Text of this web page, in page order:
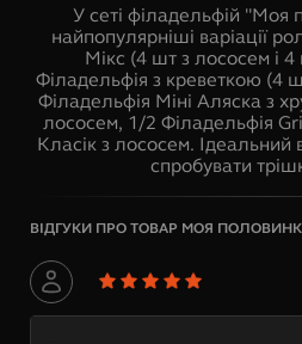
У сеті філадельфій "Моя
найпопулярніші варіації
Мікс (4 шт з лососем і
Філадельфія з креветкою (4
Філадельфія Міні Аляска з
лососем, 1/2 Філадельфія
Класік з лососем. Ідеальний
спробувати
ВІДГУКИ ПРО ТОВАР МОЯ